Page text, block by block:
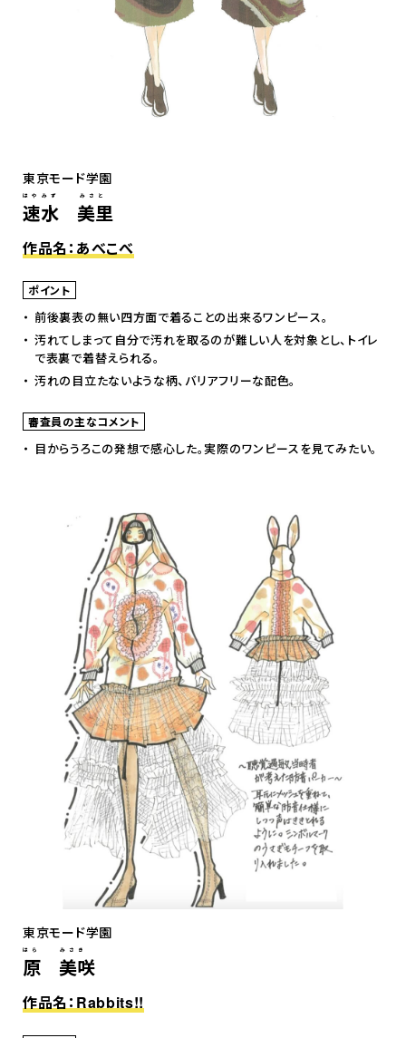
東京モード学園
速水 美里
はやみず みさと
作品名：あべこべ
ポイント
前後裏表の無い四方面で着ることの出来るワンピース。
汚れてしまって自分で汚れを取るのが難しい人を対象とし、トイレ
で表裏で着替えられる。
汚れの目立たないような柄、バリアフリーな配色。
審査員の主なコメント
目からうろこの発想で感心した。実際のワンピースを見てみたい。
東京モード学園
原 美咲
はら みさき
作品名：Rabbits!!